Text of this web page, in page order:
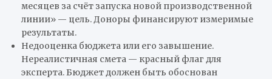
месяцев за счёт запуска новой производственной
линии» — цель. Доноры финансируют измеримые
результаты.
Недооценка бюджета или его завышение.
Нереалистичная смета — красный флаг для
эксперта. Бюджет должен быть обоснован